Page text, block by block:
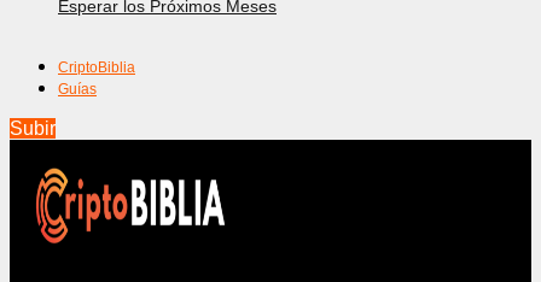
Esperar los Próximos Meses
CriptoBiblia
Guías
Subir